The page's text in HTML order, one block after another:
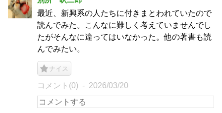
最近、新興系の人たちに付きまとわれていたので
読んでみた。こんなに難しく考えていませんでし
たがそんなに違ってはいなかった。他の著書も読
んでみたい。
ナイス
コメント(0) 2026/03/20